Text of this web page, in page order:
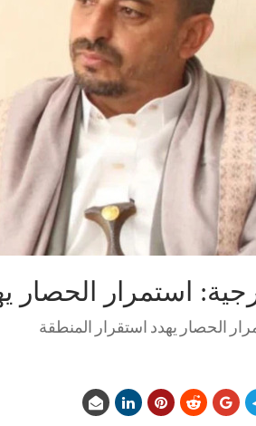
استمرار الحصار
الحصار يهدد استقرار المنطقة